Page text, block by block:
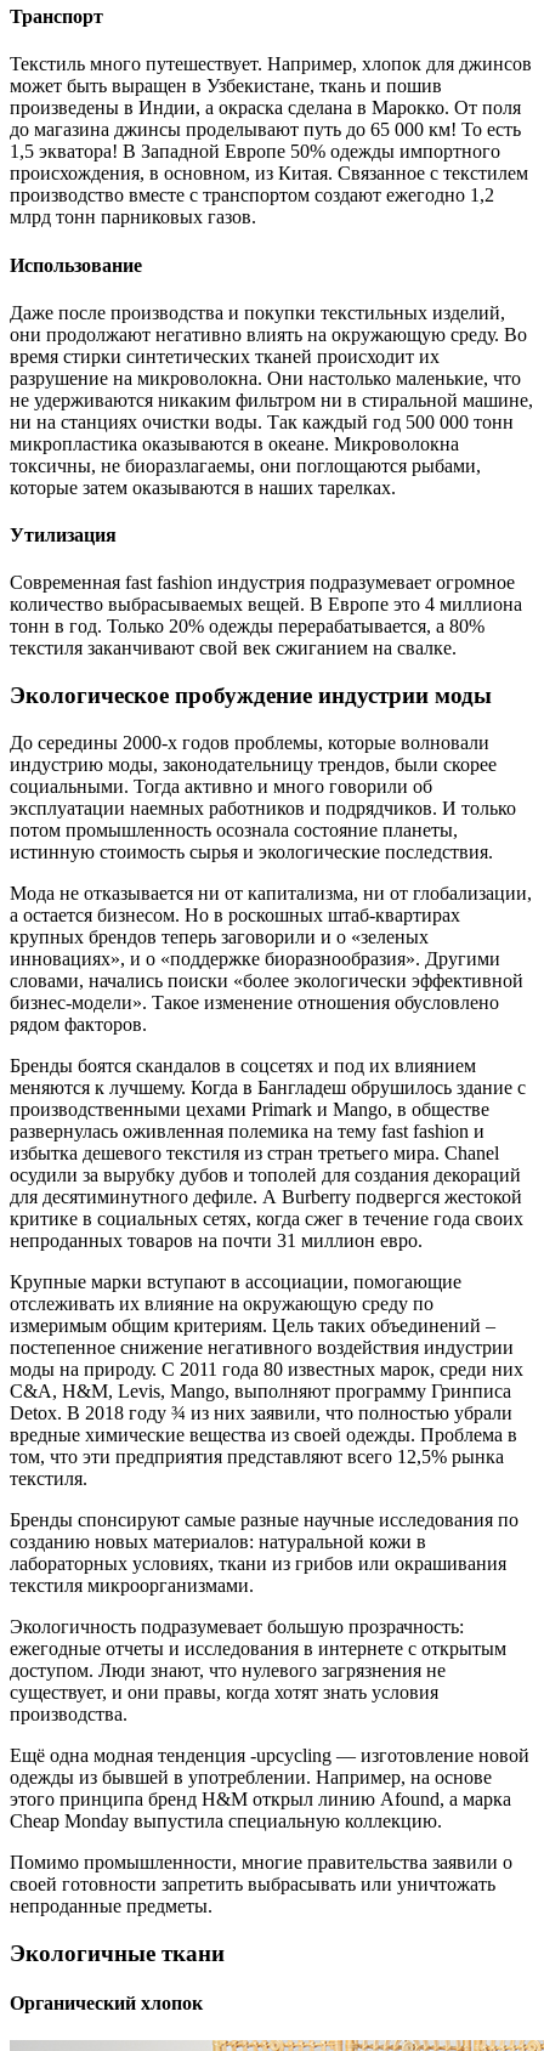
Транспорт
Текстиль много путешествует. Например, хлопок для джинсов
может быть выращен в Узбекистане, ткань и пошив
произведены в Индии, а окраска сделана в Марокко. От поля
до магазина джинсы проделывают путь до 65 000 км! То есть
1,5 экватора! В Западной Европе 50% одежды импортного
происхождения, в основном, из Китая. Связанное с текстилем
производство вместе с транспортом создают ежегодно 1,2
млрд тонн парниковых газов.
Использование
Даже после производства и покупки текстильных изделий,
они продолжают негативно влиять на окружающую среду. Во
время стирки синтетических тканей происходит их
разрушение на микроволокна. Они настолько маленькие, что
не удерживаются никаким фильтром ни в стиральной машине,
ни на станциях очистки воды. Так каждый год 500 000 тонн
микропластика оказываются в океане. Микроволокна
токсичны, не биоразлагаемы, они поглощаются рыбами,
которые затем оказываются в наших тарелках.
Утилизация
Современная fast fashion индустрия подразумевает огромное
количество выбрасываемых вещей. В Европе это 4 миллиона
тонн в год. Только 20% одежды перерабатывается, а 80%
текстиля заканчивают свой век сжиганием на свалке.
Экологическое пробуждение индустрии моды
До середины 2000-х годов проблемы, которые волновали
индустрию моды, законодательницу трендов, были скорее
социальными. Тогда активно и много говорили об
эксплуатации наемных работников и подрядчиков. И только
потом промышленность осознала состояние планеты,
истинную стоимость сырья и экологические последствия.
Мода не отказывается ни от капитализма, ни от глобализации,
а остается бизнесом. Но в роскошных штаб-квартирах
крупных брендов теперь заговорили и о «зеленых
инновациях», и о «поддержке биоразнообразия». Другими
словами, начались поиски «более экологически эффективной
бизнес-модели». Такое изменение отношения обусловлено
рядом факторов.
Бренды боятся скандалов в соцсетях и под их влиянием
меняются к лучшему. Когда в Бангладеш обрушилось здание с
производственными цехами Primark и Mango, в обществе
развернулась оживленная полемика на тему fast fashion и
избытка дешевого текстиля из стран третьего мира. Chanel
осудили за вырубку дубов и тополей для создания декораций
для десятиминутного дефиле. А Burberry подвергся жестокой
критике в социальных сетях, когда сжег в течение года своих
непроданных товаров на почти 31 миллион евро.
Крупные марки вступают в ассоциации, помогающие
отслеживать их влияние на окружающую среду по
измеримым общим критериям. Цель таких объединений –
постепенное снижение негативного воздействия индустрии
моды на природу. С 2011 года 80 известных марок, среди них
C&A, H&M, Levis, Mango, выполняют программу Гринписа
Detox. В 2018 году ¾ из них заявили, что полностью убрали
вредные химические вещества из своей одежды. Проблема в
том, что эти предприятия представляют всего 12,5% рынка
текстиля.
Бренды спонсируют самые разные научные исследования по
созданию новых материалов: натуральной кожи в
лабораторных условиях, ткани из грибов или окрашивания
текстиля микроорганизмами.
Экологичность подразумевает большую прозрачность:
ежегодные отчеты и исследования в интернете с открытым
доступом. Люди знают, что нулевого загрязнения не
существует, и они правы, когда хотят знать условия
производства.
Ещё одна модная тенденция -upcycling — изготовление новой
одежды из бывшей в употреблении. Например, на основе
этого принципа бренд H&M открыл линию Afound, а марка
Cheap Monday выпустила специальную коллекцию.
Помимо промышленности, многие правительства заявили о
своей готовности запретить выбрасывать или уничтожать
непроданные предметы.
Экологичные ткани
Органический хлопок